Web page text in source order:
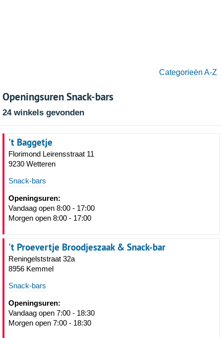
Categorieën A-Z
Openingsuren Snack-bars
24 winkels gevonden
't Baggetje
Florimond Leirensstraat 11
9230 Wetteren
Snack-bars
Openingsuren:
Vandaag open 8:00 - 17:00
Morgen open 8:00 - 17:00
't Proevertje Broodjeszaak & Snack-bar
Reningelststraat 32a
8956 Kemmel
Snack-bars
Openingsuren:
Vandaag open 7:00 - 18:30
Morgen open 7:00 - 18:30